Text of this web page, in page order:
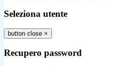
Seleziona utente
button close ×
Recupero password